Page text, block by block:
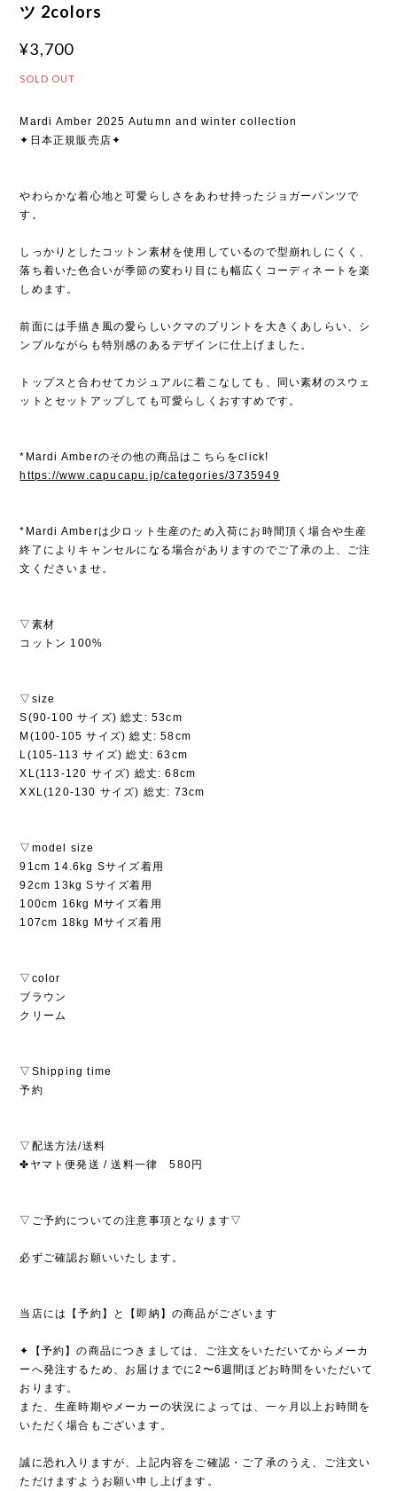
ツ 2colors
¥3,700
SOLD OUT
Mardi Amber 2025 Autumn and winter collection
✦日本正規販売店✦
やわらかな着心地と可愛らしさをあわせ持ったジョガーパンツで
す。
しっかりとしたコットン素材を使用しているので型崩れしにくく、
落ち着いた色合いが季節の変わり目にも幅広くコーディネートを楽
しめます。
前面には手描き風の愛らしいクマのプリントを大きくあしらい、シ
ンプルながらも特別感のあるデザインに仕上げました。
トップスと合わせてカジュアルに着こなしても、同い素材のスウェ
ットとセットアップしても可愛らしくおすすめです。
*Mardi Amberのその他の商品はこちらをclick!
https://www.capucapu.jp/categories/3735949
*Mardi Amberは少ロット生産のため入荷にお時間頂く場合や生産
終了によりキャンセルになる場合がありますのでご了承の上、ご注
文くださいませ。
▽素材
コットン 100%
▽size
S(90-100 サイズ) 総丈: 53cm
M(100-105 サイズ) 総丈: 58cm
L(105-113 サイズ) 総丈: 63cm
XL(113-120 サイズ) 総丈: 68cm
XXL(120-130 サイズ) 総丈: 73cm
▽model size
91cm 14.6kg Sサイズ着用
92cm 13kg Sサイズ着用
100cm 16kg Mサイズ着用
107cm 18kg Mサイズ着用
▽color
ブラウン
クリーム
▽Shipping time
予約
▽配送方法/送料
✤ヤマト便発送 / 送料一律 580円
▽ご予約についての注意事項となります▽
必ずご確認お願いいたします。
当店には【予約】と【即納】の商品がございます
✦【予約】の商品につきましては、ご注文をいただいてからメーカ
ーへ発注するため、お届けまでに2〜6週間ほどお時間をいただいて
おります。
また、生産時期やメーカーの状況によっては、一ヶ月以上お時間を
いただく場合もございます。
誠に恐れ入りますが、上記内容をご確認・ご了承のうえ、ご注文い
ただけますようお願い申し上げます。